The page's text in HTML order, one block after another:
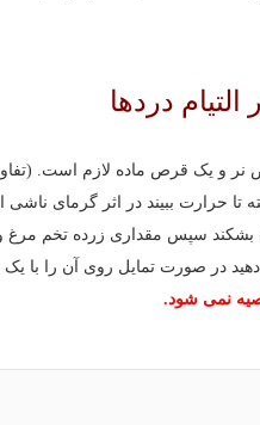
التیام دردها
و یک قرص ماده لازم است.
تا حرارت ببیند در اثر گرمای
بشکند سپس مقداری زرده تخم
نمی شود.